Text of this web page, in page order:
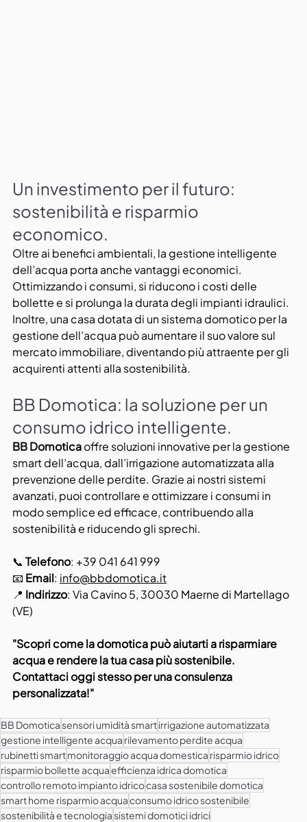
Un investimento per il futuro:
sostenibilità e risparmio
economico.
Oltre ai benefici ambientali, la gestione intelligente
dell’acqua porta anche vantaggi economici.
Ottimizzando i consumi, si riducono i costi delle
bollette e si prolunga la durata degli impianti idraulici.
Inoltre, una casa dotata di un sistema domotico per la
gestione dell’acqua può aumentare il suo valore sul
mercato immobiliare, diventando più attraente per gli
acquirenti attenti alla sostenibilità.
BB Domotica: la soluzione per un
consumo idrico intelligente.
BB Domotica offre soluzioni innovative per la gestione
smart dell’acqua, dall’irrigazione automatizzata alla
prevenzione delle perdite. Grazie ai nostri sistemi
avanzati, puoi controllare e ottimizzare i consumi in
modo semplice ed efficace, contribuendo alla
sostenibilità e riducendo gli sprechi.
📞 Telefono: +39 041 641 999
📧 Email: info@bbdomotica.it
📍 Indirizzo: Via Cavino 5, 30030 Maerne di Martellago
(VE)
"Scopri come la domotica può aiutarti a risparmiare
acqua e rendere la tua casa più sostenibile.
Contattaci oggi stesso per una consulenza
personalizzata!"
BB Domoticasensori umidità smartirrigazione automatizzata
gestione intelligente acqua rilevamento perdite acqua
rubinetti smartmonitoraggio acqua domestica risparmio idrico
risparmio bollette acquaefficienza idrica domotica
controllo remoto impianto idricocasa sostenibile domotica
smart home risparmio acquaconsumo idrico sostenibile
sostenibilità e tecnologiasistemi domotici idrici